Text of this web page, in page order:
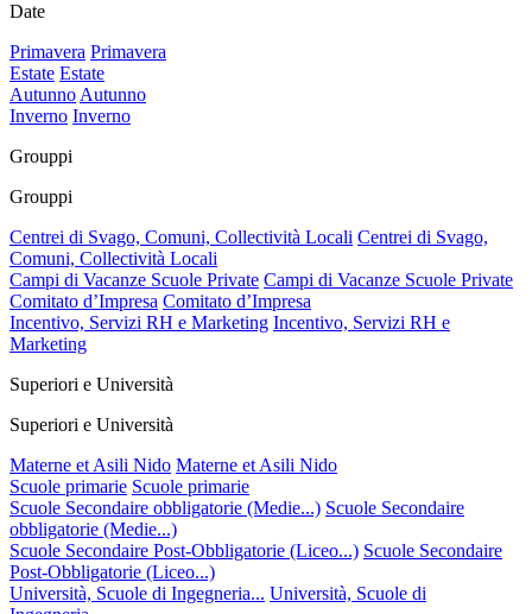
Date
Primavera Primavera
Estate Estate
AutunnoAutunno
Inverno Inverno
Grouppi
Grouppi
Centrei di Svago, Comuni, Collectività Locali Centrei di Svago,
Comuni, Collectività Locali
Campi di Vacanze Scuole Private Campi di Vacanze Scuole Private
Comitato d’Impresa Comitato d’Impresa
Incentivo, Servizi RH e Marketing Incentivo, Servizi RH e
Marketing
Superiori e Università
Superiori e Università
Materne et Asili Nido Materne et Asili Nido
Scuole primarie Scuole primarie
Scuole Secondaire obbligatorie (Medie...) Scuole Secondaire
obbligatorie (Medie...)
Scuole Secondaire Post-Obbligatorie (Liceo...) Scuole Secondaire
Post-Obbligatorie (Liceo...)
Università, Scuole di Ingegneria... Università, Scuole di